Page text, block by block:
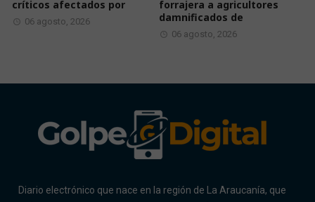
críticos afectados por
06 agosto, 2026
forrajera a agricultores
damnificados de
06 agosto, 2026
Diario electrónico que nace en la región de La Araucanía, que